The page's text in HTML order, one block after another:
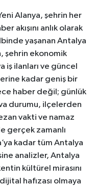
Alanya, şehrin her
akışını anlık olarak
yaşanan Antalya
şehrin ekonomik
ilanları ve güncel
kadar geniş bir
haber değil; günlük
durumu, ilçelerden
vakti ve namaz
gerçek zamanlı
kadar tüm Antalya
analizler, Antalya
kültürel mirasını
hafızası olmaya